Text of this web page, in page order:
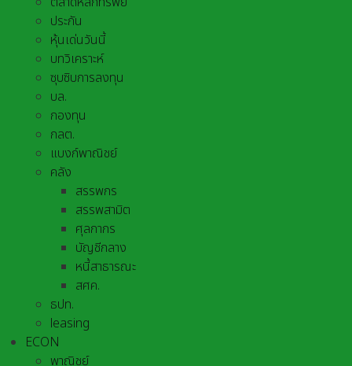
ประกัน
หุ้นเด่นวันนี้
บทวิเคราะห์
ซุบซิบการลงทุน
บล.
กองทุน
กลต.
แบงก์พาณิชย์
คลัง
สรรพกร
สรรพสามิต
ศุลกากร
บัญชีกลาง
หนี้สาธารณะ
สศค.
ธปท.
leasing
ECON
พาณิชย์